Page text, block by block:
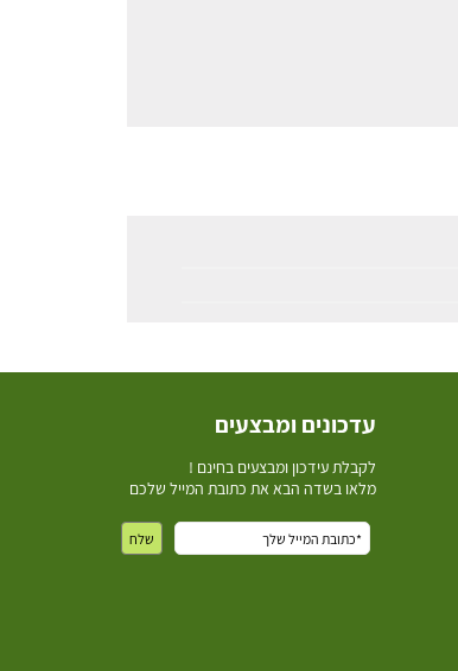
עדכונים ומבצעים
לקבלת עידכון ומבצעים בחינם !
מלאו בשדה הבא את כתובת המייל שלכם